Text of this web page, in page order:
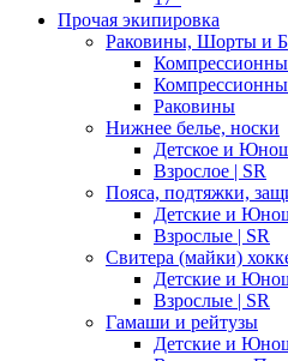
Прочая экипировка
Раковины, Шорты и
Раковины
Нижнее белье, носки
Детское и
Взрослое | SR
Пояса, подтяжки,
Детские и
Взрослые | SR
Свитера (майки)
Детские и
Взрослые | SR
Гамаши и рейтузы
Детские и